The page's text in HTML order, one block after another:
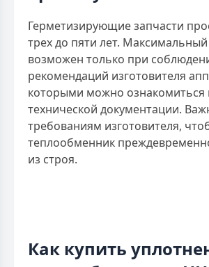
Герметизирующие запчасти
трех до пяти лет.
возможен только при
рекомендаций изготовителя
которыми можно ознакомиться
технической документации.
требованиям изготовителя,
теплообменник
из строя.
Как купить